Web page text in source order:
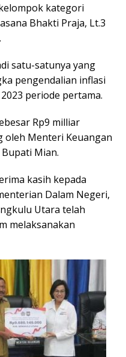
kategori
Bhakti Praja, Lt.3
satu-satunya yang
pengendalian inflasi
periode pertama.
Rp9 milliar
Menteri Keuangan
Mian.
kasih kepada
Dalam Negeri,
Utara telah
melaksanakan